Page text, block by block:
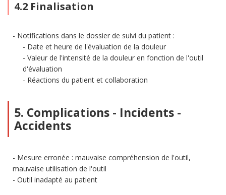
4.2 Finalisation
Notifications dans le dossier de suivi du patient :
Date et heure de l'évaluation de la douleur
Valeur de l'intensité de la douleur en fonction de l'outil
d'évaluation
Réactions du patient et collaboration
5. Complications - Incidents -
Accidents
Mesure erronée : mauvaise compréhension de l'outil,
mauvaise utilisation de l'outil
Outil inadapté au patient